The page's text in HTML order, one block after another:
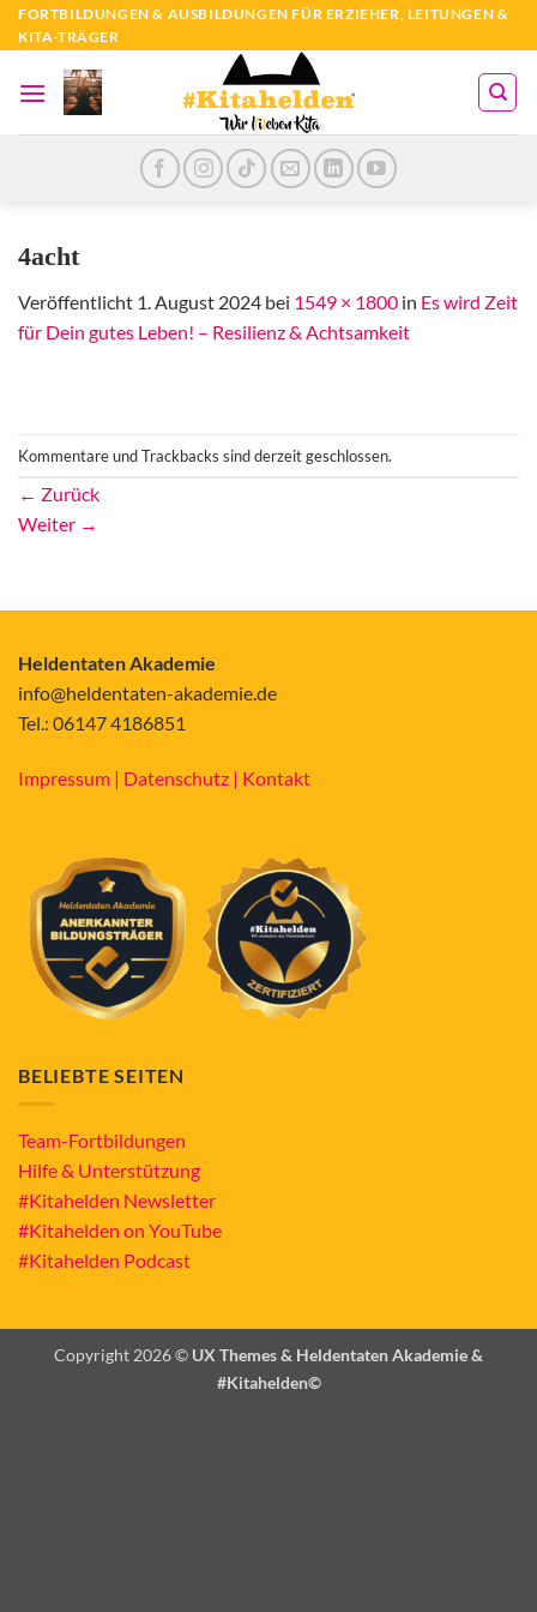
Zum
Inhalt
springen
FORTBILDUNGEN & AUSBILDUNGEN FÜR ERZIEHER, LEITUNGEN &
KITA-TRÄGER
4acht
Veröffentlicht 1. August 2024 bei 1549 × 1800 in Es wird Zeit
für Dein gutes Leben! – Resilienz & Achtsamkeit
Kommentare und Trackbacks sind derzeit geschlossen.
← Zurück
Weiter →
Heldentaten Akademie
info@heldentaten-akademie.de
Tel.: 06147 4186851
Impressum | Datenschutz | Kontakt
BELIEBTE SEITEN
Team-Fortbildungen
Hilfe & Unterstützung
#Kitahelden Newsletter
#Kitahelden on YouTube
#Kitahelden Podcast
Copyright 2026 © UX Themes & Heldentaten Akademie &
#Kitahelden©